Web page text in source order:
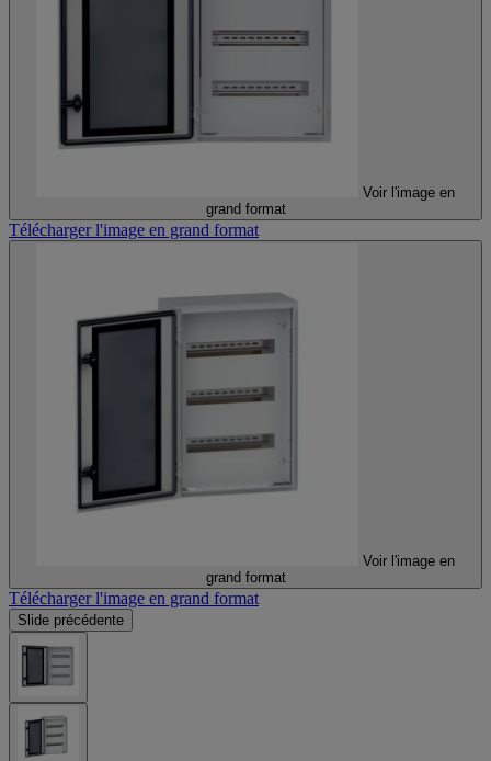
Voir l'image en
grand format
Télécharger l'image en grand format
Voir l'image en
grand format
Télécharger l'image en grand format
Slide précédente